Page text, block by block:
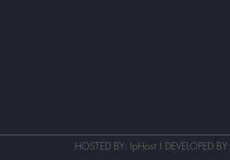
HOSTED BY: IpHost | DEVELOPED BY: